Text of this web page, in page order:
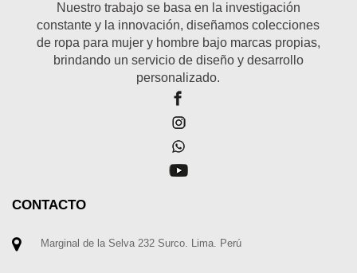
Nuestro trabajo se basa en la investigación
constante y la innovación, diseñamos colecciones
de ropa para mujer y hombre bajo marcas propias,
brindando un servicio de diseño y desarrollo
personalizado.
CONTACTO
Marginal de la Selva 232 Surco. Lima. Perú